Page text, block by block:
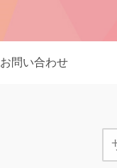
お問い合わせ